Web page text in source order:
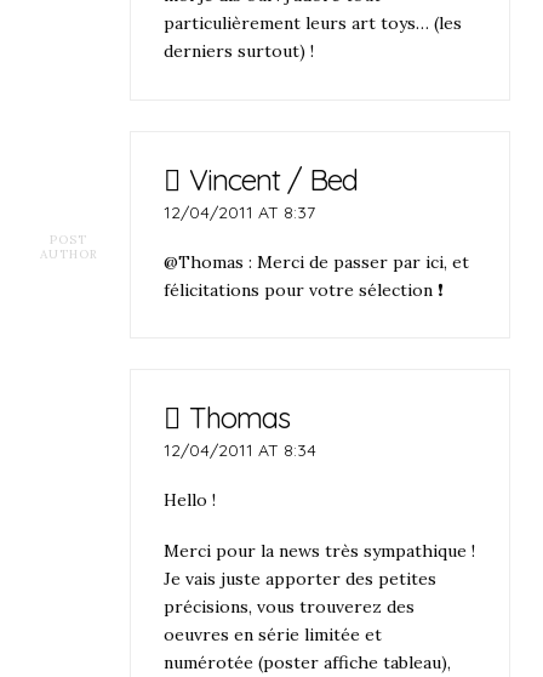
particulièrement leurs art toys… (les
derniers surtout) !
POST
AUTHOR
Vincent / Bed
12/04/2011 AT 8:37
@Thomas : Merci de passer par ici, et
félicitations pour votre sélection ❗
Thomas
12/04/2011 AT 8:34
Hello !
Merci pour la news très sympathique !
Je vais juste apporter des petites
précisions, vous trouverez des
oeuvres en série limitée et
numérotée (poster affiche tableau),